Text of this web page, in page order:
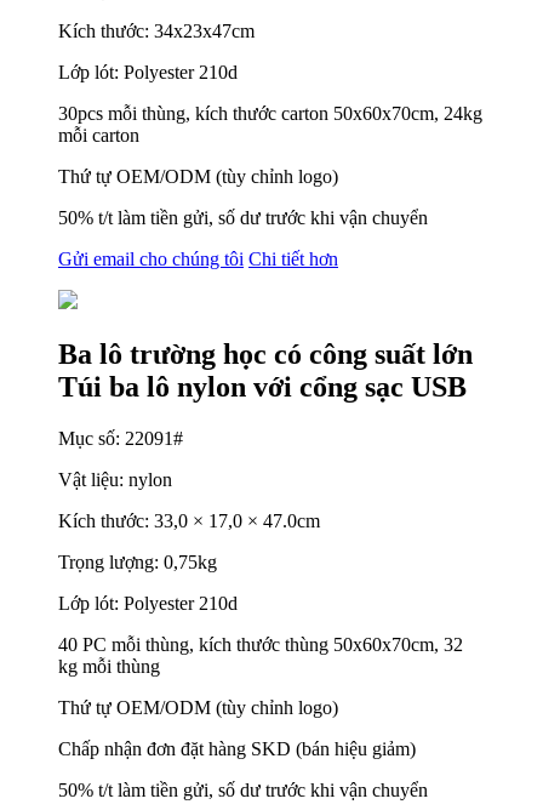
Kích thước: 34x23x47cm
Lớp lót: Polyester 210d
30pcs mỗi thùng, kích thước carton 50x60x70cm, 24kg
mỗi carton
Thứ tự OEM/ODM (tùy chỉnh logo)
50% t/t làm tiền gửi, số dư trước khi vận chuyển
Gửi email cho chúng tôi Chi tiết hơn
Ba lô trường học có công suất lớn
Túi ba lô nylon với cổng sạc USB
Mục số: 22091#
Vật liệu: nylon
Kích thước: 33,0 × 17,0 × 47.0cm
Trọng lượng: 0,75kg
Lớp lót: Polyester 210d
40 PC mỗi thùng, kích thước thùng 50x60x70cm, 32
kg mỗi thùng
Thứ tự OEM/ODM (tùy chỉnh logo)
Chấp nhận đơn đặt hàng SKD (bán hiệu giảm)
50% t/t làm tiền gửi, số dư trước khi vận chuyển